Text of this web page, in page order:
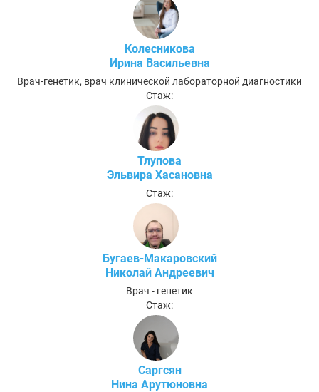
Колесникова
Ирина Васильевна
Врач-генетик, врач клинической лабораторной диагностики
Стаж:
Тлупова
Эльвира Хасановна
Стаж:
Бугаев-Макаровский
Николай Андреевич
Врач - генетик
Стаж:
Саргсян
Нина Арутюновна